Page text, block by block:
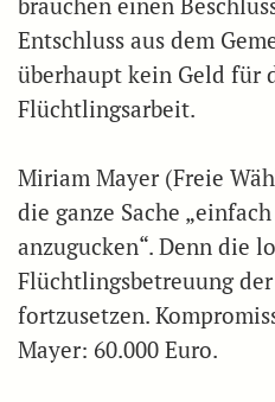
brauchen einen
Entschluss aus dem
überhaupt kein Geld für
Flüchtlingsarbeit.
Miriam Mayer (Freie
die ganze Sache
anzugucken“. Denn die
Flüchtlingsbetreuung
fortzusetzen.
Mayer: 60.000 Euro.